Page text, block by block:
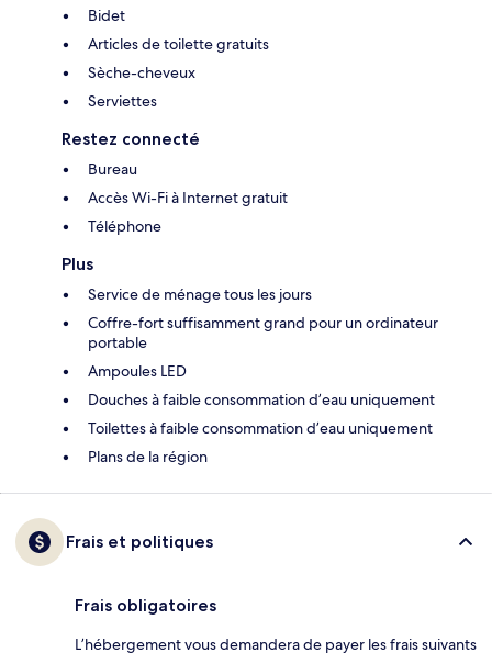
Bidet
Articles de toilette gratuits
Sèche-cheveux
Serviettes
Restez connecté
Bureau
Accès Wi-Fi à Internet gratuit
Téléphone
Plus
Service de ménage tous les jours
Coffre-fort suffisamment grand pour un ordinateur
portable
Ampoules LED
Douches à faible consommation d’eau uniquement
Toilettes à faible consommation d’eau uniquement
Plans de la région
Frais et politiques
Frais obligatoires
L’hébergement vous demandera de payer les frais suivants